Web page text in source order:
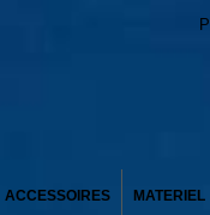
ACCESSOIRES MATERIEL